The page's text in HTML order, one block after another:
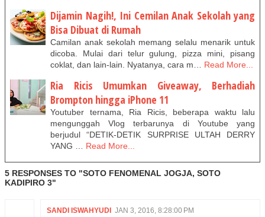
Dijamin Nagih!, Ini Cemilan Anak Sekolah yang
Bisa Dibuat di Rumah
Camilan anak sekolah memang selalu menarik untuk
dicoba. Mulai dari telur gulung, pizza mini, pisang
coklat, dan lain-lain. Nyatanya, cara m…
Read More...
Ria Ricis Umumkan Giveaway, Berhadiah
Brompton hingga iPhone 11
Youtuber ternama, Ria Ricis, beberapa waktu lalu
mengunggah Vlog terbarunya di Youtube yang
berjudul “DETIK-DETIK SURPRISE ULTAH DERRY
YANG …
Read More...
5 RESPONSES TO "SOTO FENOMENAL JOGJA, SOTO
KADIPIRO 3"
SANDI ISWAHYUDI JAN 3, 2016, 8:28:00 PM